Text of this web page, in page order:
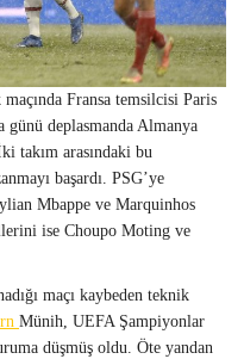
Fransa temsilcisi Paris
günü deplasmanda Almanya
takım arasındaki bu
başardı. PSG’ye
Mbappe ve Marquinhos
ise Choupo Moting ve
maçı kaybeden teknik
Münih, UEFA Şampiyonlar
düşmüş oldu. Öte yandan